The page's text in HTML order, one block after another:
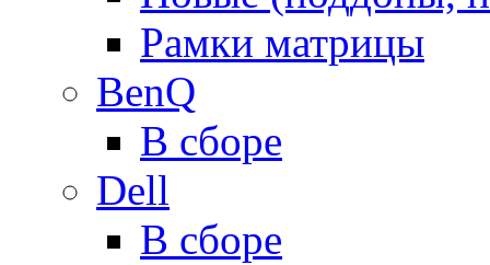
Рамки матрицы
BenQ
В сборе
Dell
В сборе